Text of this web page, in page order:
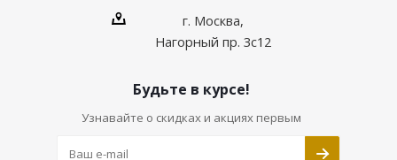
г. Москва,
Нагорный пр. 3с12
Будьте в курсе!
Узнавайте о скидках и акциях первым